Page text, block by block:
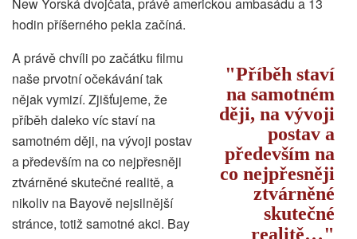
hodin příšerného pekla začíná.
Příběh staví
na samotném
ději, na vývoji
postav a
především na
co nejpřesněji
ztvárněné
skutečné
realitě…
A právě chvíli po začátku filmu
naše prvotní očekávání tak
nějak vymizí. Zjišťujeme, že
příběh daleko víc staví na
samotném ději, na vývoji postav
a především na co nejpřesněji
ztvárněné skutečné realitě, a
nikoliv na Bayově nejsilnější
stránce, totiž samotné akci. Bay